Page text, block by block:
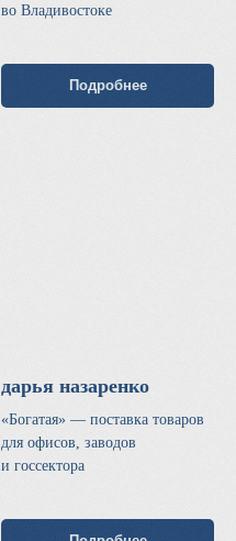
во Владивостоке
Подробнее
дарья назаренко
«Богатая» — поставка товаров
для офисов, заводов
и госсектора